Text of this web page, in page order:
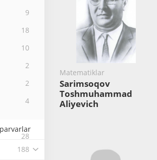
9
18
10
2
2
4
28
188
Matematiklar
Sarimsoqov
Toshmuhammad
Aliyevich